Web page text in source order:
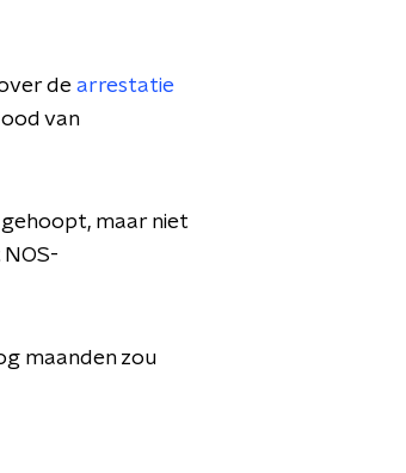
de arrestatie
van
maar niet
maanden zou